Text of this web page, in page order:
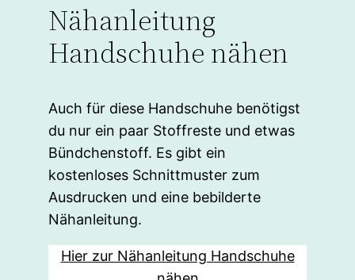
Nähanleitung
Handschuhe nähen
Auch für diese Handschuhe benötigst
du nur ein paar Stoffreste und etwas
Bündchenstoff. Es gibt ein
kostenloses Schnittmuster zum
Ausdrucken und eine bebilderte
Nähanleitung.
Hier zur Nähanleitung Handschuhe